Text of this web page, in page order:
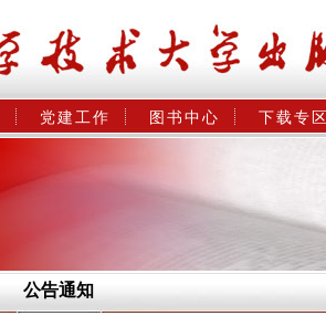
党建工作 图书中心 下载专区
公告通知